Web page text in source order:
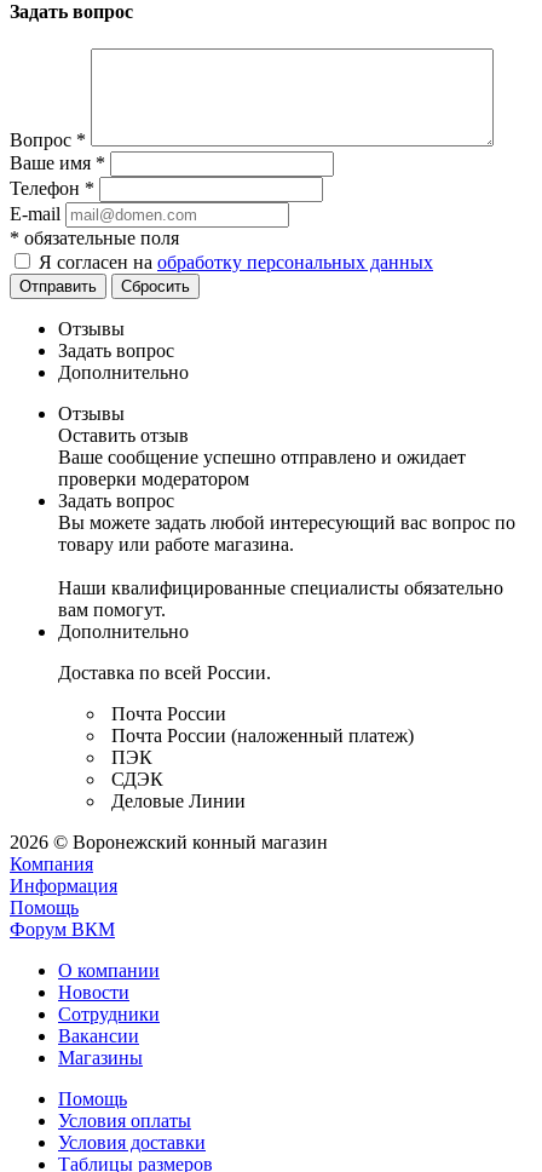
Задать вопрос
Вопрос *
Ваше имя *
Телефон *
E-mail
* обязательные поля
Я согласен на обработку персональных данных
Отправить Сбросить
Отзывы
Задать вопрос
Дополнительно
Отзывы
Оставить отзыв
Ваше сообщение успешно отправлено и ожидает
проверки модератором
Задать вопрос
Вы можете задать любой интересующий вас вопрос по
товару или работе магазина.
Наши квалифицированные специалисты обязательно
вам помогут.
Дополнительно
Доставка по всей России.
Почта России
Почта России (наложенный платеж)
ПЭК
СДЭК
Деловые Линии
2026 © Воронежский конный магазин
Компания
Информация
Помощь
Форум ВКМ
О компании
Новости
Сотрудники
Вакансии
Магазины
Помощь
Условия оплаты
Условия доставки
Таблицы размеров